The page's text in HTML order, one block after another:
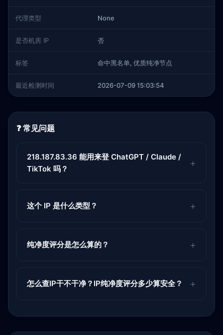
代理类型 None
是否机房 IP 否
标签 命中黑名单, 优质纯净节点
最近检测时间 2026-07-09 15:03:54
❓ 常见问题
218.187.83.36 能用来登 ChatGPT / Claude /
TikTok 吗？
这个 IP 是什么类型？
纯净度评分是怎么算的？
怎么查IP干不干净？IP纯净度评分多少算安全？